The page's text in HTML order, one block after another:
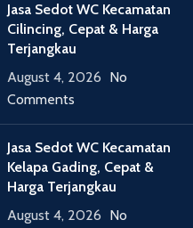
Jasa Sedot WC Kecamatan
Cilincing, Cepat & Harga
Terjangkau
August 4, 2026 No
Comments
Jasa Sedot WC Kecamatan
Kelapa Gading, Cepat &
Harga Terjangkau
August 4, 2026 No